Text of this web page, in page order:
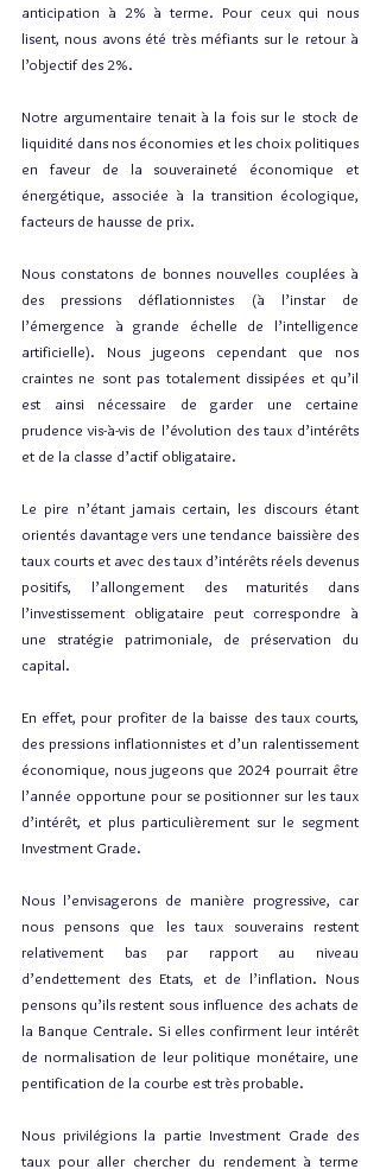
anticipation à 2% à terme. Pour ceux qui nous
lisent, nous avons été très méfiants sur le retour à
l’objectif des 2%.
Notre argumentaire tenait à la fois sur le stock de
liquidité dans nos économies et les choix politiques
en faveur de la souveraineté économique et
énergétique, associée à la transition écologique,
facteurs de hausse de prix.
Nous constatons de bonnes nouvelles couplées à
des pressions déflationnistes (à l’instar de
l’émergence à grande échelle de l’intelligence
artificielle). Nous jugeons cependant que nos
craintes ne sont pas totalement dissipées et qu’il
est ainsi nécessaire de garder une certaine
prudence vis-à-vis de l’évolution des taux d’intérêts
et de la classe d’actif obligataire.
Le pire n’étant jamais certain, les discours étant
orientés davantage vers une tendance baissière des
taux courts et avec des taux d’intérêts réels devenus
positifs, l’allongement des maturités dans
l’investissement obligataire peut correspondre à
une stratégie patrimoniale, de préservation du
capital.
En effet, pour profiter de la baisse des taux courts,
des pressions inflationnistes et d’un ralentissement
économique, nous jugeons que 2024 pourrait être
l’année opportune pour se positionner sur les taux
d’intérêt, et plus particulièrement sur le segment
Investment Grade.
Nous l’envisagerons de manière progressive, car
nous pensons que les taux souverains restent
relativement bas par rapport au niveau
d’endettement des Etats, et de l’inflation. Nous
pensons qu’ils restent sous influence des achats de
la Banque Centrale. Si elles confirment leur intérêt
de normalisation de leur politique monétaire, une
pentification de la courbe est très probable.
Nous privilégions la partie Investment Grade des
taux pour aller chercher du rendement à terme